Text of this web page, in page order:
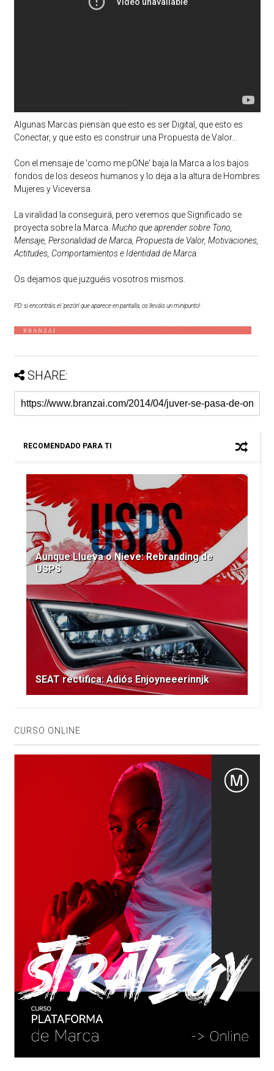
Algunas Marcas piensan que esto es ser Digital, que esto es
Conectar, y que esto es construir una Propuesta de Valor...
Con el mensaje de 'como me pONe' baja la Marca a los bajos
fondos de los deseos humanos y lo deja a la altura de Hombres
Mujeres y Viceversa.
La viralidad la conseguirá, pero veremos que Significado se
proyecta sobre la Marca. Mucho que aprender sobre Tono,
Mensaje, Personalidad de Marca, Propuesta de Valor, Motivaciones,
Actitudes, Comportamientos e Identidad de Marca.
Os dejamos que juzguéis vosotros mismos.
PD: si encontráis el 'pezón' que aparece en pantalla, os lleváis un minipunto!
SHARE:
RECOMENDADO PARA TI
Aunque Llueva o Nieve: Rebranding de
USPS
SEAT rectifica: Adiós Enjoyneeerinnjk
CURSO ONLINE